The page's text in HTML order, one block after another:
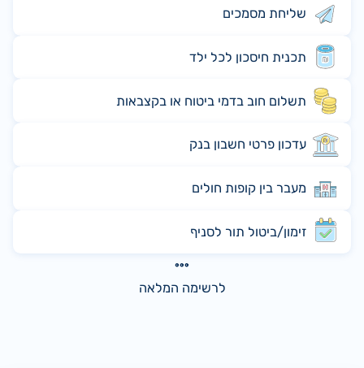
שליחת מסמכים
תכנית חיסכון לכל ילד
תשלום חוב בדמי ביטוח או בקצבאות
עדכון פרטי חשבון בנק
מעבר בין קופות חולים
זימון/ביטול תור לסניף
לרשימה המלאה